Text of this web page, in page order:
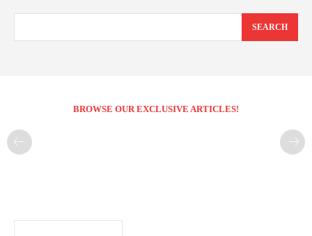
SEARCH
BROWSE OUR EXCLUSIVE ARTICLES!